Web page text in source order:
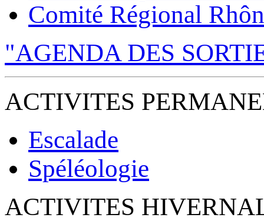
Comité Régional
"AGENDA DES
ACTIVITES
Escalade
Spéléologie
ACTIVITES